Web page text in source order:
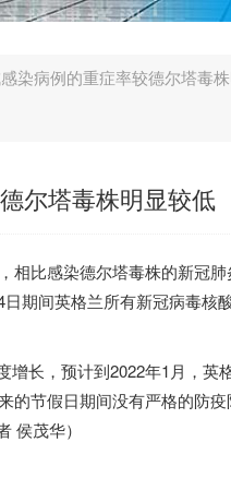
染病例的重症率较德尔塔毒
尔塔毒株明显较低
比感染德尔塔毒株的新冠肺
期间英格兰所有新冠病毒核
长，预计到2022年1月，英
的节假日期间没有严格的防
侯茂华）